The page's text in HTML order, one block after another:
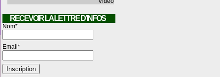
RECEVOIR LA LETTRE D’INFOS
Nom*
Email*